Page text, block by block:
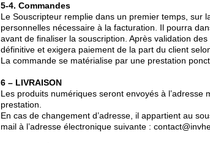
5-4. Commandes
Le Souscripteur remplie dans un premier temps, sur
personnelles nécessaire à la facturation. Il pourra
avant de finaliser la souscription. Après validation
définitive et exigera paiement de la part du client
La commande se matérialise par une prestation
6 – LIVRAISON
Les produits numériques seront envoyés à l’adresse
prestation.
En cas de changement d’adresse, il appartient au
mail à l’adresse électronique suivante :